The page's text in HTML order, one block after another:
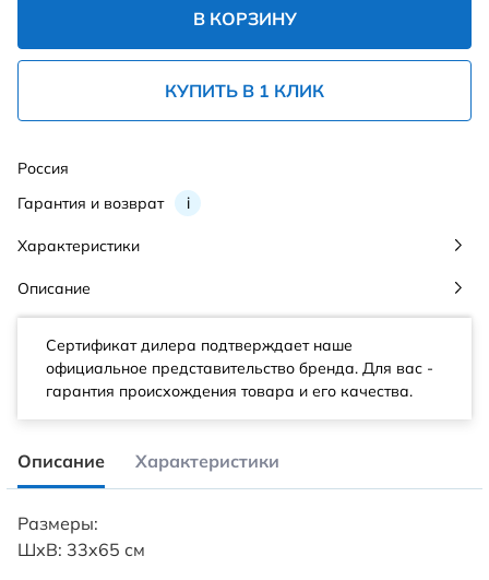
В КОРЗИНУ
КУПИТЬ В 1 КЛИК
Гарантия и возврат i
Россия
Характеристики
Описание
Сертификат дилера подтверждает наше
официальное представительство бренда. Для вас -
гарантия происхождения товара и его качества.
Описание Характеристики
Размеры:
ШхВ: 33x65 см